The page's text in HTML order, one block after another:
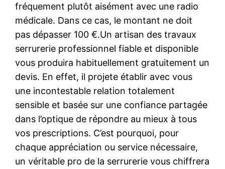
fréquement plutôt aisément avec une radio
médicale. Dans ce cas, le montant ne doit
pas dépasser 100 €.Un artisan des travaux
serrurerie professionnel fiable et disponible
vous produira habituellement gratuitement un
devis. En effet, il projete établir avec vous
une incontestable relation totalement
sensible et basée sur une confiance partagée
dans l’optique de répondre au mieux à tous
vos prescriptions. C’est pourquoi, pour
chaque appréciation ou service nécessaire,
un véritable pro de la serrurerie vous chiffrera